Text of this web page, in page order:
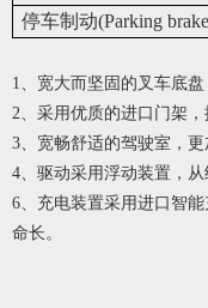
停车制动(Parking
1、宽大而坚固的叉车底
2、采用优质的进口门架
3、宽畅舒适的驾驶室，
4、驱动采用浮动装置，
6、充电装置采用进口智
命长。